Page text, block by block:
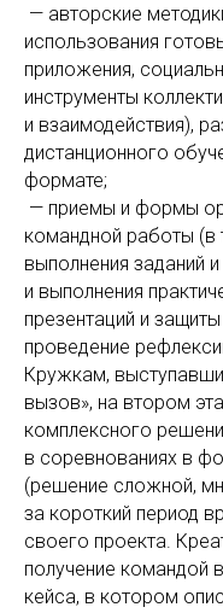
— авторские
использования
приложения,
инструменты
и взаимодействия),
дистанционного
формате;
— приемы и формы
командной работы (в
выполнения заданий
и выполнения
презентаций и
проведение
Кружкам,
вызов», на втором
комплексного
в соревнованиях в
(решение сложной,
за короткий период
своего проекта.
получение командой
кейса, в котором